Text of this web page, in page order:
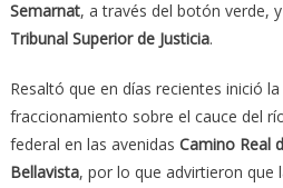
Semarnat, a través del botón verde,
Tribunal Superior de Justicia.
Resaltó que en días recientes inició
fraccionamiento sobre el cauce del
federal en las avenidas Camino Real
Bellavista, por lo que advirtieron que